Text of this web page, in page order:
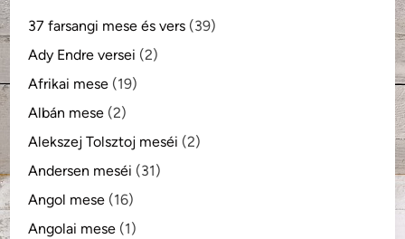
37 farsangi mese és vers (39)
Ady Endre versei (2)
Afrikai mese (19)
Albán mese (2)
Alekszej Tolsztoj meséi (2)
Andersen meséi (31)
Angol mese (16)
Angolai mese (1)